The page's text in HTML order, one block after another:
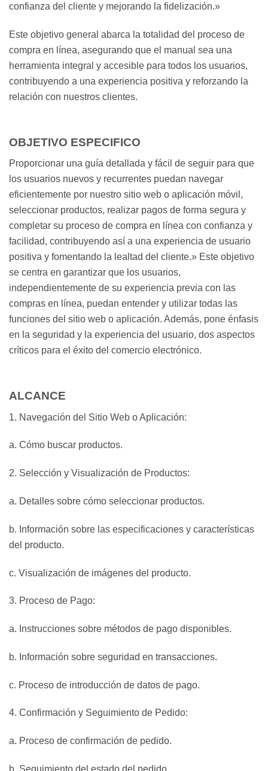
confianza del cliente y mejorando la fidelización.»
Este objetivo general abarca la totalidad del proceso de
compra en línea, asegurando que el manual sea una
herramienta integral y accesible para todos los usuarios,
contribuyendo a una experiencia positiva y reforzando la
relación con nuestros clientes.
OBJETIVO ESPECIFICO
Proporcionar una guía detallada y fácil de seguir para que
los usuarios nuevos y recurrentes puedan navegar
eficientemente por nuestro sitio web o aplicación móvil,
seleccionar productos, realizar pagos de forma segura y
completar su proceso de compra en línea con confianza y
facilidad, contribuyendo así a una experiencia de usuario
positiva y fomentando la lealtad del cliente.» Este objetivo
se centra en garantizar que los usuarios,
independientemente de su experiencia previa con las
compras en línea, puedan entender y utilizar todas las
funciones del sitio web o aplicación. Además, pone énfasis
en la seguridad y la experiencia del usuario, dos aspectos
críticos para el éxito del comercio electrónico.
ALCANCE
1. Navegación del Sitio Web o Aplicación:
a. Cómo buscar productos.
2. Selección y Visualización de Productos:
a. Detalles sobre cómo seleccionar productos.
b. Información sobre las especificaciones y características
del producto.
c. Visualización de imágenes del producto.
3. Proceso de Pago:
a. Instrucciones sobre métodos de pago disponibles.
b. Información sobre seguridad en transacciones.
c. Proceso de introducción de datos de pago.
4. Confirmación y Seguimiento de Pedido:
a. Proceso de confirmación de pedido.
b. Seguimiento del estado del pedido.